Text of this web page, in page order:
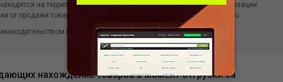
на территории иностранного государства, местом их реализации
от продажи товаров по российским законам НДС платить не нужно.
государства, на территории которого произошла
нахождение товаров в момент отгрузки за